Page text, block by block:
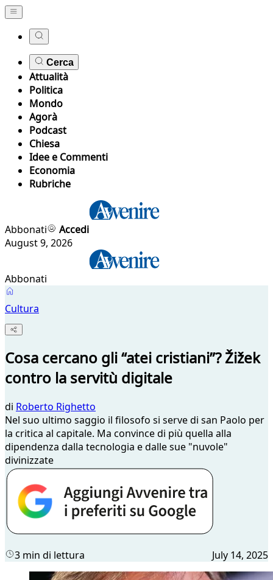
Cerca
Attualità
Politica
Mondo
Agorà
Podcast
Chiesa
Idee e Commenti
Economia
Rubriche
Abbonati
Accedi
August 9, 2026
Abbonati
Cultura
Cosa cercano gli “atei cristiani”? Žižek
contro la servitù digitale
di Roberto Righetto
Nel suo ultimo saggio il filosofo si serve di san Paolo per
la critica al capitale. Ma convince di più quella alla
dipendenza dalla tecnologia e dalle sue "nuvole"
divinizzate
3 min di lettura July 14, 2025